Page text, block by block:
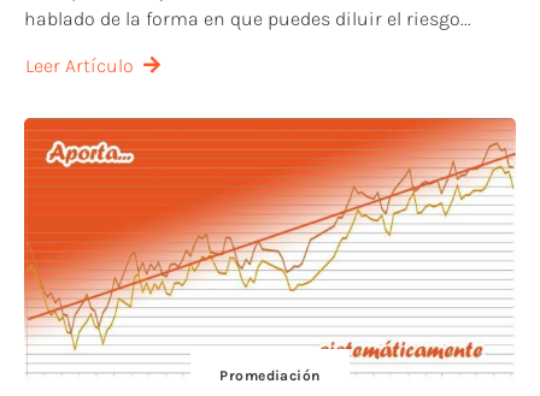
hablado de la forma en que puedes diluir el riesgo...
Leer Artículo
Promediación